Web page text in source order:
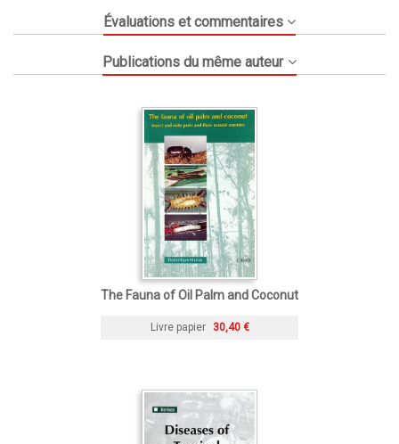
Évaluations et commentaires
Publications du même auteur
The Fauna of Oil Palm and Coconut
Livre papier 30,40 €